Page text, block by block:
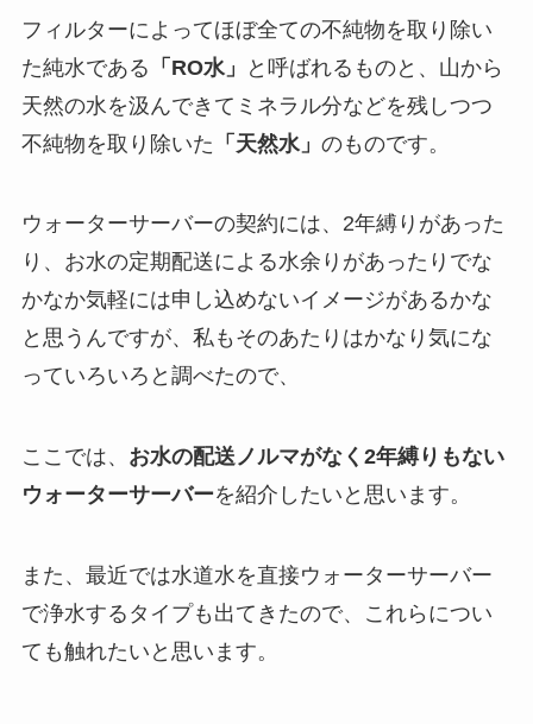
フィルターによってほぼ全ての不純物を取り除い
た純水である 「RO水」
と呼ばれるものと、山から
天然の水を汲んできてミネラル分などを残しつつ
不純物を取り除いた 「天然水」 のものです。
ウォーターサーバーの契約には、2年縛りがあった
り、お水の定期配送による水余りがあったりでな
かなか気軽には申し込めないイメージがあるかな
と思うんですが、私もそのあたりはかなり気にな
っていろいろと調べたので、
ここでは、 お水の配送ノルマがなく2年縛りもない
ウォーターサーバーを紹介したいと思います。
また、最近では水道水を直接ウォーターサーバー
で浄水するタイプも出てきたので、これらについ
ても触れたいと思います。